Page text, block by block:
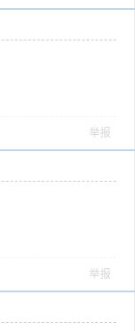
举报
举报